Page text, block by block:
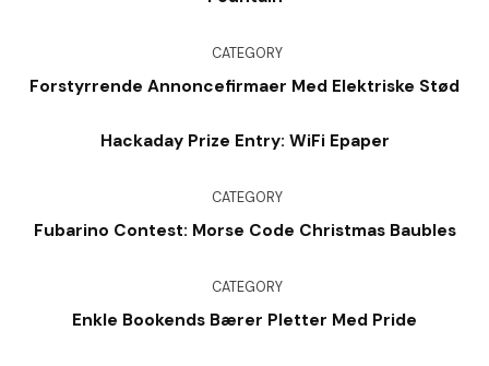
CATEGORY
Forstyrrende Annoncefirmaer Med Elektriske Stød
Hackaday Prize Entry: WiFi Epaper
CATEGORY
Fubarino Contest: Morse Code Christmas Baubles
CATEGORY
Enkle Bookends Bærer Pletter Med Pride